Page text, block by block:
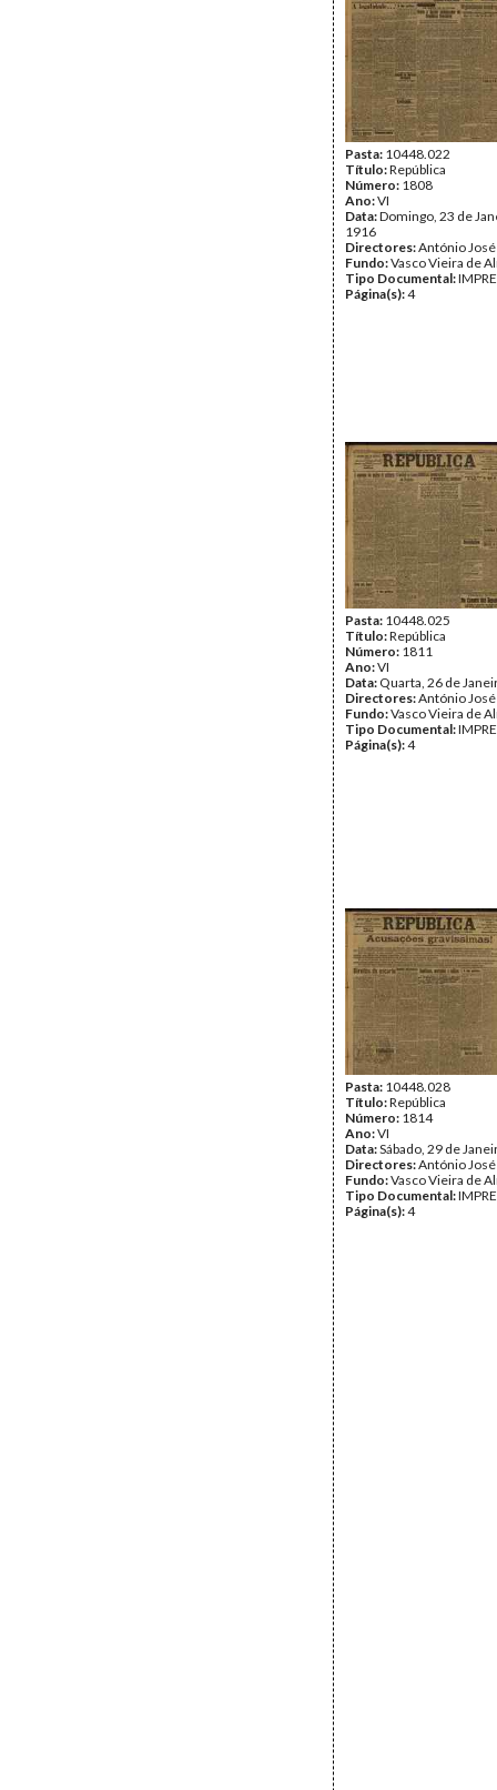
Pasta: 10448.022
Título:República
Número: 1808
Ano:VI
Data:Domingo, 23 de
1916
Directores:António
Fundo:Vasco Vieira de
Tipo Documental:
Página(s):4
Pasta: 10448.025
Título:República
Número: 1811
Ano:VI
Data: Quarta, 26 de
Directores:António
Fundo:Vasco Vieira de
Tipo Documental:
Página(s):4
Pasta: 10448.028
Título:República
Número: 1814
Ano:VI
Data:Sábado, 29 de
Directores:António
Fundo:Vasco Vieira de
Tipo Documental:
Página(s):4